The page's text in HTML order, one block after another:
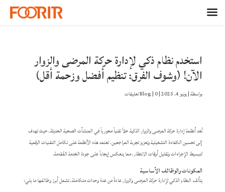
استخدم نظام ذكي لإدارة حركة المرضى والزوار
الآن! (وشوف الفرق: تنظيم أفضل وزحمة أقل)
بواسطة|يونيو 4, 2025 |
Blog|0 تعليقات
تُعد أنظمة إدارة حركة المرضى والزوار الذكية حلاً تقنياً محورياً في المنشآت الصحية الحديثة، حيث تهدف
إلى تحسين الكفاءة التشغيلية وتعزيز تجربة المراجعين. تعتمد هذه الأنظمة على تكامل التقنيات الرقمية
لتبسيط الإجراءات وتقليل أوقات الانتظار، مما ينعكس إيجاباً على جودة الخدمة المُقدمة.
المكونات والوظائف الأساسية
يتألف النظام الذكي لإدارة حركة المرضى والزوار عادةً من عدة وحدات متكاملة، تشمل أبرز وظائفها ما يلي: